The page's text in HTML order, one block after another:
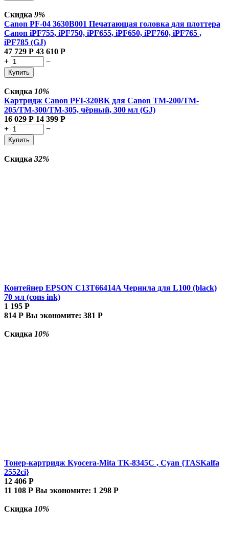
Скидка 9%
Canon PF-04 3630B001 Печатающая головка для плоттера
Canon iPF755, iPF750, iPF655, iPF650, iPF760, iPF765 ,
iPF785 (GJ)
47 729 Р 43 610 Р
+
−
Купить
Скидка 10%
Картридж Canon PFI-320BK для Canon TM-200/TM-
205/TM-300/TM-305, чёрный, 300 мл (GJ)
16 029 Р 14 399 Р
+
−
Купить
Скидка 32%
Контейнер EPSON C13T66414A Чернила для L100 (black)
70 мл (cons ink)
1 195 Р
814 Р Вы экономите: 381 Р
Скидка 10%
Тонер-картридж Kyocera-Mita TK-8345C , Cyan {TASKalfa
2552ci}
12 406 Р
11 108 Р Вы экономите: 1 298 Р
Скидка 10%